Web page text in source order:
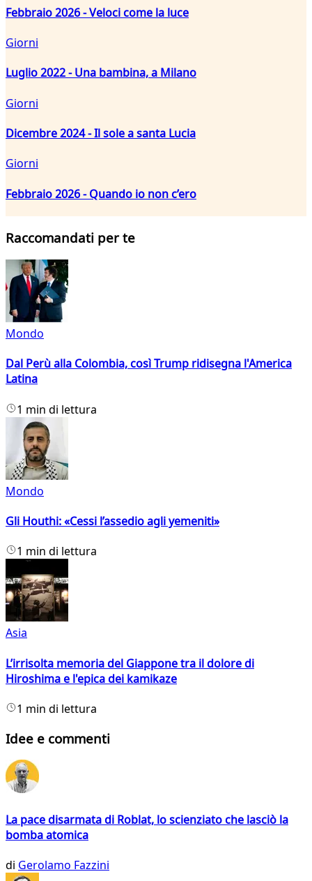
Febbraio 2026 - Veloci come la luce
Giorni
Luglio 2022 - Una bambina, a Milano
Giorni
Dicembre 2024 - Il sole a santa Lucia
Giorni
Febbraio 2026 - Quando io non c’ero
Raccomandati per te
Mondo
Dal Perù alla Colombia, così Trump ridisegna l'America
Latina
1 min di lettura
Mondo
Gli Houthi: «Cessi l’assedio agli yemeniti»
1 min di lettura
Asia
L’irrisolta memoria del Giappone tra il dolore di
Hiroshima e l'epica dei kamikaze
1 min di lettura
Idee e commenti
La pace disarmata di Roblat, lo scienziato che lasciò la
bomba atomica
di Gerolamo Fazzini